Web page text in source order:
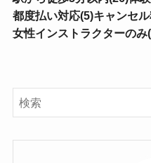
都度払い対応(5)キャンセ
女性インストラクターのみ